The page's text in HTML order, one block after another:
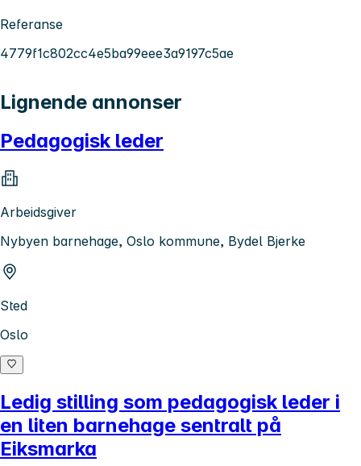
Referanse
4779f1c802cc4e5ba99eee3a9197c5ae
Lignende annonser
Pedagogisk leder
Arbeidsgiver
Nybyen barnehage, Oslo kommune, Bydel Bjerke
Sted
Oslo
Ledig stilling som pedagogisk leder i
en liten barnehage sentralt på
Eiksmarka